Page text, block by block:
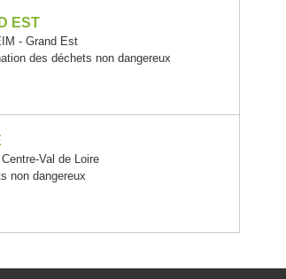
EST
- Grand Est
des déchets non dangereux
Val de Loire
non dangereux